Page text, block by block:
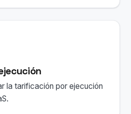
la tarificación por ejecución